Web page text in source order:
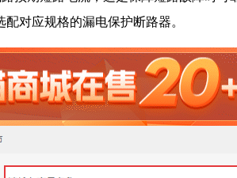
对应规格的漏电保护断路器。